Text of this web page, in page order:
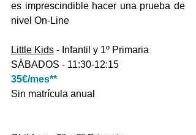
es imprescindible hacer una prueba de
nivel On-Line
Little Kids - Infantil y 1º Primaria
SÁBADOS - 11:30-12:15
35€/mes**
Sin matrícula anual